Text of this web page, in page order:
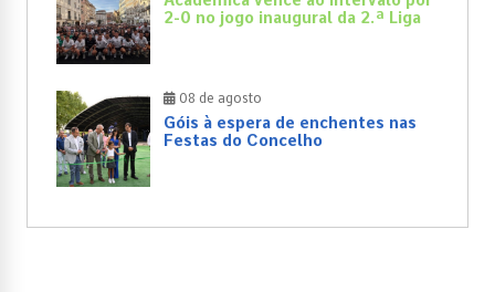
2-0 no jogo inaugural da 2.ª Liga
08 de agosto
Góis à espera de enchentes nas
Festas do Concelho